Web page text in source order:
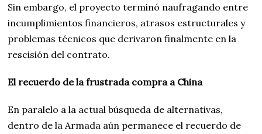
Sin embargo, el proyecto terminó naufragando entre
incumplimientos financieros, atrasos estructurales y
problemas técnicos que derivaron finalmente en la
rescisión del contrato.
El recuerdo de la frustrada compra a China
En paralelo a la actual búsqueda de alternativas,
dentro de la Armada aún permanece el recuerdo de